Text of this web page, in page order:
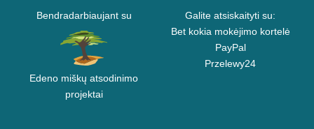
Bendradarbiaujant su
Edeno miškų atsodinimo
projektai
Galite atsiskaityti su:
Bet kokia mokėjimo kortelė
PayPal
Przelewy24